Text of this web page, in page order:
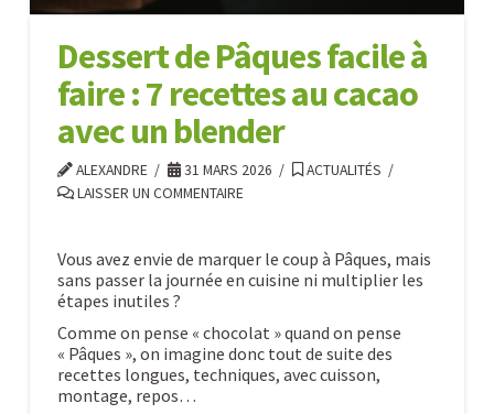
?
04.15.2026
Dessert de Pâques facile à
faire : 7 recettes au cacao
avec un blender
ALEXANDRE 31 MARS 2026
ACTUALITÉS
LAISSER UN COMMENTAIRE
Vous avez envie de marquer le coup à Pâques, mais
sans passer la journée en cuisine ni multiplier les
étapes inutiles ?
Comme on pense « chocolat » quand on pense
« Pâques », on imagine donc tout de suite des
recettes longues, techniques, avec cuisson,
montage, repos…